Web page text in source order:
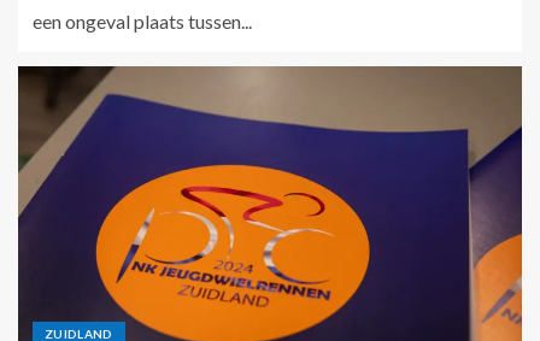
een ongeval plaats tussen...
ZUIDLAND